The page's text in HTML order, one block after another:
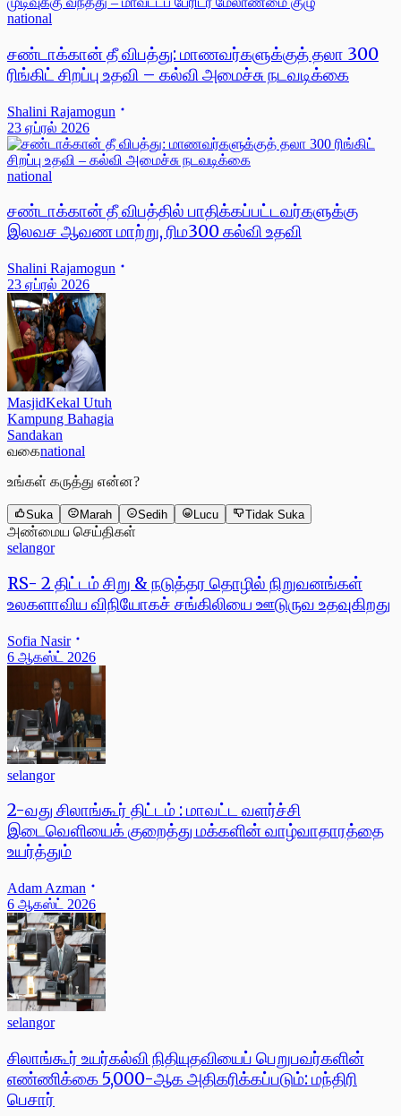
national
சண்டாக்கான் தீ விபத்து: மாணவர்களுக்குத் தலா 300
ரிங்கிட் சிறப்பு உதவி – கல்வி அமைச்சு நடவடிக்கை
Shalini Rajamogun
23 ஏப்ரல் 2026
national
சண்டாக்கான் தீ விபத்தில் பாதிக்கப்பட்டவர்களுக்கு
இலவச ஆவண மாற்று, ரிம300 கல்வி உதவி
Shalini Rajamogun
23 ஏப்ரல் 2026
MasjidKekal Utuh
Kampung Bahagia
Sandakan
வகைnational
உங்கள் கருத்து என்ன?
Suka Marah Sedih Lucu Tidak Suka
அண்மைய செய்திகள்
selangor
RS- 2 திட்டம் சிறு & நடுத்தர தொழில் நிறுவனங்கள்
உலகளாவிய விநியோகச் சங்கிலியை ஊடுருவ உதவுகிறது
Sofia Nasir
6 ஆகஸ்ட் 2026
selangor
2-வது சிலாங்கூர் திட்டம் : மாவட்ட வளர்ச்சி
இடைவெளியைக் குறைத்து மக்களின் வாழ்வாதாரத்தை
உயர்த்தும்
Adam Azman
6 ஆகஸ்ட் 2026
selangor
சிலாங்கூர் உயர்கல்வி நிதியுதவியைப் பெறுபவர்களின்
எண்ணிக்கை 5,000-ஆக அதிகரிக்கப்படும்: மந்திரி
பெசார்